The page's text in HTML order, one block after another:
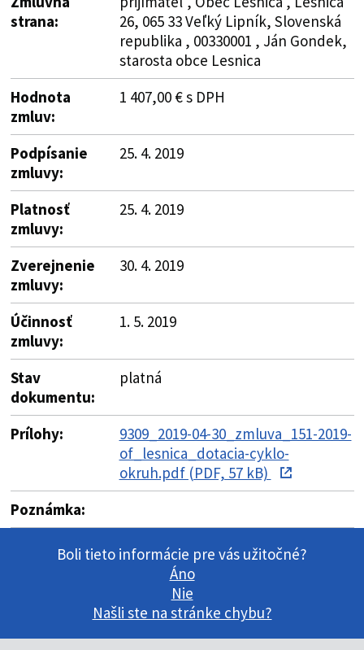
strana:
26, 065 33 Veľký Lipník, Slovenská
republika , 00330001 , Ján Gondek,
starosta obce Lesnica
Hodnota
zmluv:
1 407,00 € s DPH
Podpísanie
zmluvy:
25. 4. 2019
Platnosť
zmluvy:
25. 4. 2019
Zverejnenie
zmluvy:
30. 4. 2019
Účinnosť
zmluvy:
1. 5. 2019
Stav
dokumentu:
platná
Prílohy:
9309_2019-04-30_zmluva_151-2019-
of_lesnica_dotacia-cyklo-
okruh.pdf (PDF, 57 kB)
Poznámka:
Boli tieto informácie pre vás užitočné?
Áno
Nie
Našli ste na stránke chybu?